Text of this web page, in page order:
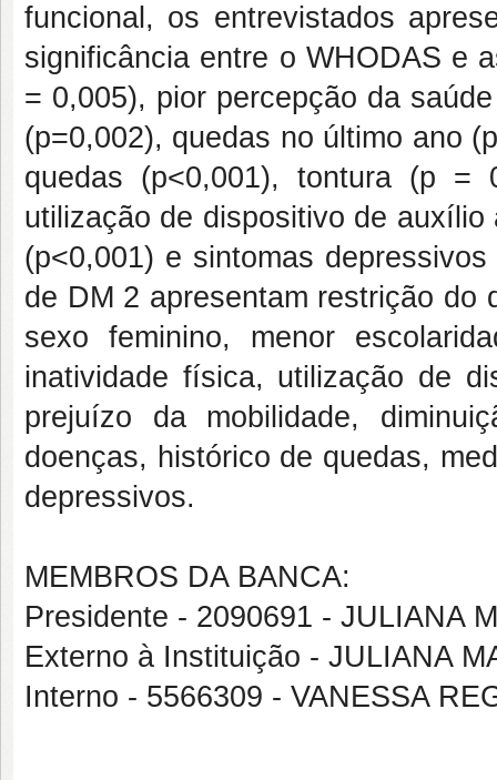
funcional, os entrevistados
significância entre o WHODAS e
= 0,005), pior percepção da
(p=0,002), quedas no último ano
quedas (p<0,001), tontura (p =
utilização de dispositivo de
(p<0,001) e sintomas
de DM 2 apresentam restrição do
sexo feminino, menor
inatividade física, utilização de
prejuízo da mobilidade,
doenças, histórico de quedas,
depressivos.
MEMBROS DA BANCA:
Presidente - 2090691 - JULIANA
Externo à Instituição - JULIANA
Interno - 5566309 - VANESSA